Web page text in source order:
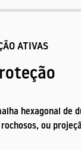
JARDINS
ATIVAS
hexagonal de
ou